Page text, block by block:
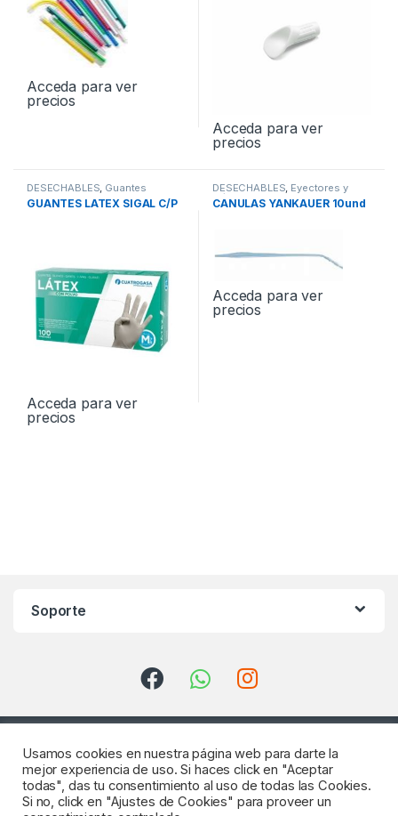
Acceda para ver
precios
Acceda para ver
precios
DESECHABLES Guantes
GUANTES LATEX SIGAL C/P
Acceda para ver
precios
DESECHABLES Eyectores y
Cánulas
CANULAS YANKAUER 10und
Acceda para ver
precios
Soporte
Usamos cookies en nuestra página web para darte la
mejor experiencia de uso. Si haces click en "Aceptar
todas", das tu consentimiento al uso de todas las Cookies.
Si no, click en "Ajustes de Cookies" para proveer un